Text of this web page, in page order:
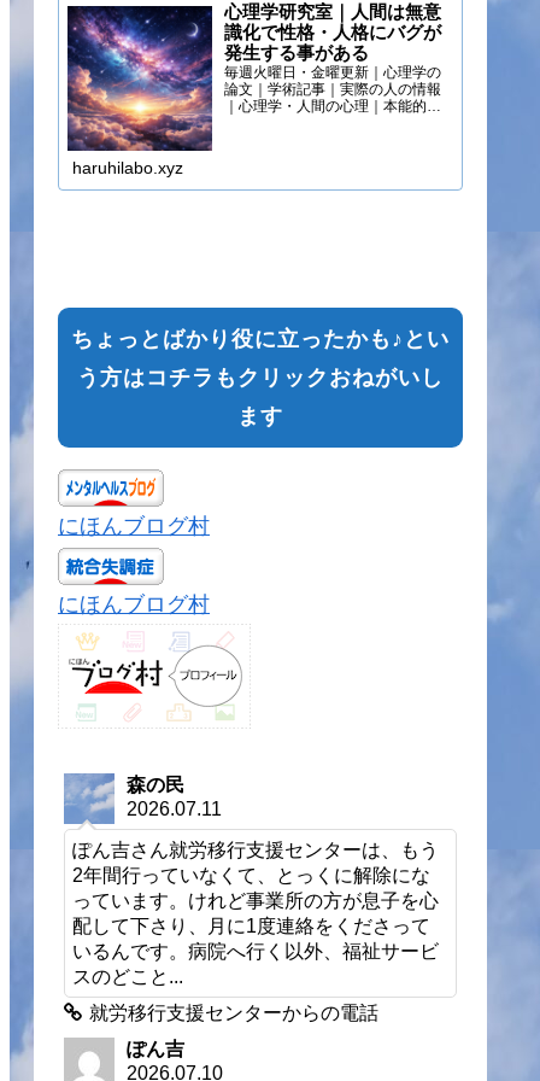
心理学研究室｜人間は無意
識化で性格・人格にバグが
発生する事がある
毎週火曜日・金曜更新｜心理学の
論文｜学術記事｜実際の人の情報
｜心理学・人間の心理｜本能的心
haruhilabo.xyz
ちょっとばかり役に立ったかも♪とい
う方はコチラもクリックおねがいし
ます
にほんブログ村
にほんブログ村
森の民
2026.07.11
ぽん吉さん就労移行支援センターは、もう
2年間行っていなくて、とっくに解除にな
っています。けれど事業所の方が息子を心
配して下さり、月に1度連絡をくださって
いるんです。病院へ行く以外、福祉サービ
スのどこと...
就労移行支援センターからの電話
ぽん吉
2026.07.10